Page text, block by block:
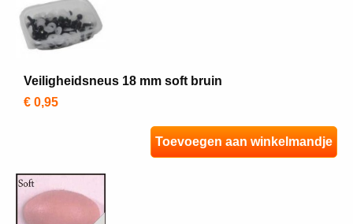
Veiligheidsneus 18 mm soft bruin
€ 0,95
Toevoegen aan winkelmandje